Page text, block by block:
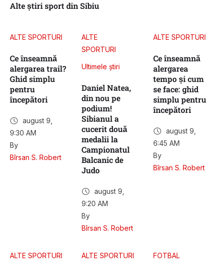
Alte știri sport din Sibiu
ALTE SPORTURI
Ce înseamnă
alergarea trail?
Ghid simplu
pentru
începători
august 9
9:30 AM
By
Bîrsan S. Robert
ALTE
SPORTURI
Ultimele știri
Daniel Natea,
din nou pe
podium!
Sibianul a
cucerit două
medalii la
Campionatul
Balcanic de
Judo
august 9
9:20 AM
By
Bîrsan S. Robert
ALTE SPORTURI
Ce înseamnă
alergarea
tempo și cum
se face: ghid
simplu pentru
începători
august 9
6:45 AM
By
Bîrsan S. Robert
ALTE SPORTURI ALTE SPORTURI FOTBAL